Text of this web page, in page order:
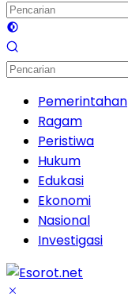
Pemerintahan
Ragam
Peristiwa
Hukum
Edukasi
Ekonomi
Nasional
Investigasi